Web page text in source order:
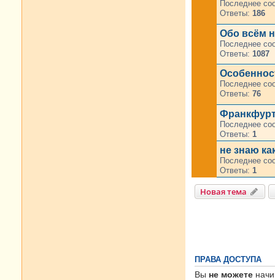
Последнее
Ответы: 186
Обо всём
Последнее
Ответы: 1087
Последнее
Ответы: 76
Последнее
Ответы: 1
не знаю
Последнее
Ответы: 1
Новая тема
ПРАВА ДОСТУПА
Вы не можете